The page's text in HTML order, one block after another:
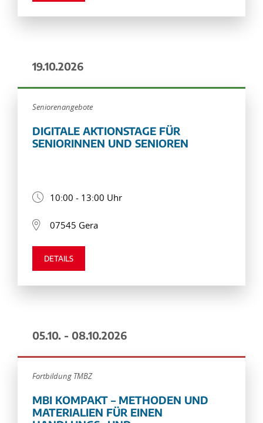
19.10.2026
Seniorenangebote
DIGITALE AKTIONSTAGE FÜR
SENIORINNEN UND SENIOREN
10:00 - 13:00 Uhr
07545 Gera
DETAILS
05.10. - 08.10.2026
Fortbildung TMBZ
MBI KOMPAKT – METHODEN UND
MATERIALIEN FÜR EINEN